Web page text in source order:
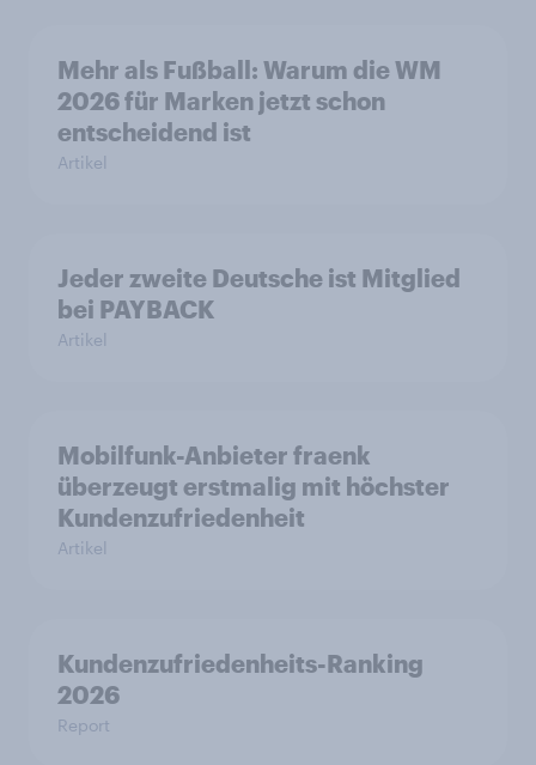
Mehr als Fußball: Warum die WM
2026 für Marken jetzt schon
entscheidend ist
Artikel
Jeder zweite Deutsche ist Mitglied
bei PAYBACK
Artikel
Mobilfunk-Anbieter fraenk
überzeugt erstmalig mit höchster
Kundenzufriedenheit
Artikel
Kundenzufriedenheits-Ranking
2026
Report